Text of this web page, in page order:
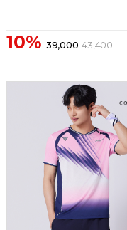
10% 39,000 43,400